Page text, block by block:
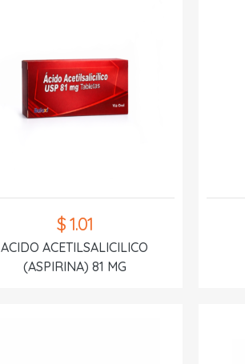
$ 1.01
ACIDO ACETILSALICILICO
(ASPIRINA) 81 MG